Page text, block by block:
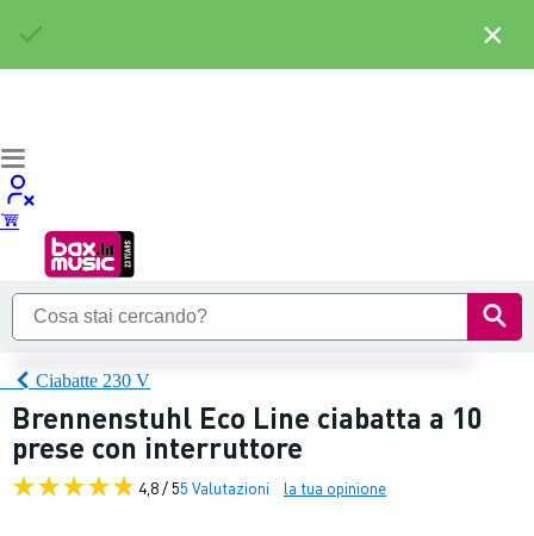
Ciabatte 230 V
Brennenstuhl Eco Line ciabatta a 10
prese con interruttore
4,8 / 55 Valutazioni la tua opinione
×